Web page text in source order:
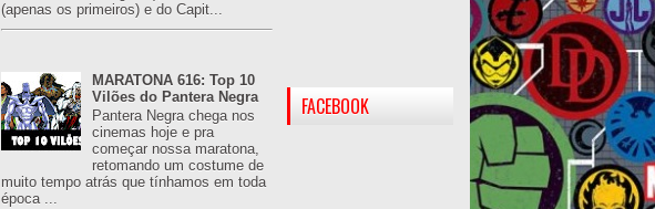
(apenas os primeiros) e do Capit...
MARATONA 616: Top 10
Vilões do Pantera Negra
Pantera Negra chega nos
cinemas hoje e pra
começar nossa maratona,
retomando um costume de
muito tempo atrás que tínhamos em toda
época ...
FACEBOOK